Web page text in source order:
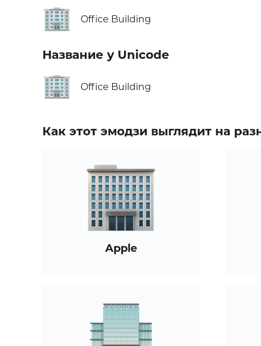
🏢 Office Building
Название у Unicode
🏢 Office Building
Как этот эмодзи выглядит на
Apple